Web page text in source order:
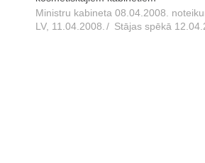
Ministru kabineta 08.04.2008.
LV, 11.04.2008. / Stājas spēkā